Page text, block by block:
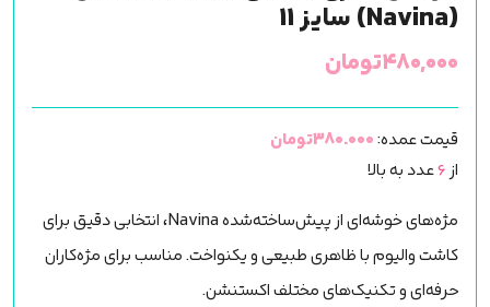
(Navina) سایز 11
۴۸۰,۰۰۰تومان
قیمت عمده:380.000تومان
از6عدد به بالا
مژه‌های خوشه‌ای از پیش‌ساخته‌شده Navina، انتخابی دقیق برای
کاشت والیوم با ظاهری طبیعی و یکنواخت. مناسب برای مژه‌کاران
حرفه‌ای و تکنیک‌های مختلف اکستنشن.